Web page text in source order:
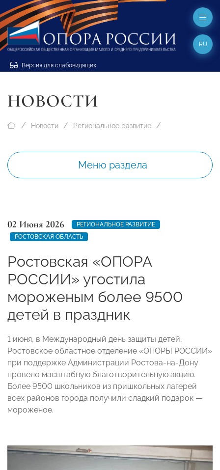
Версия для слабовидящих
RU
НОВОСТИ
Новости Региональное развитие
Меню раздела
02 Июня 2026
РЕГИОНАЛЬНОЕ РАЗВИТИЕ
РОСТОВСКАЯ ОБЛАСТЬ
Ростовская «ОПОРА
РОССИИ» угостила
мороженым более 9500
детей в праздник
1 июня, в Международный день защиты детей,
Ростовское областное отделение «ОПОРЫ РОССИИ»
при поддержке Администрации Ростова-на-Дону
провело масштабную благотворительную акцию.
Более 9500 школьников из пришкольных лагерей
всех районов города получили сладкий подарок —
мороженое.